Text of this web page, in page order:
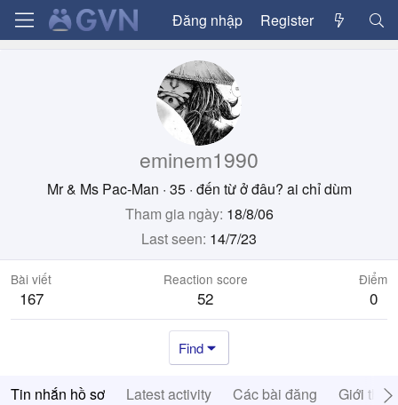
Đăng nhập Register
eminem1990
Mr & Ms Pac-Man · 35 · đến từở đâu? ai chỉ dùm
Tham gia ngày 18/8/06
Last seen 14/7/23
Bài viết
167
Reaction score
52
Điểm
0
Find
Tin nhắn hồ sơ Latest activity Các bài đăng Giới thiệu